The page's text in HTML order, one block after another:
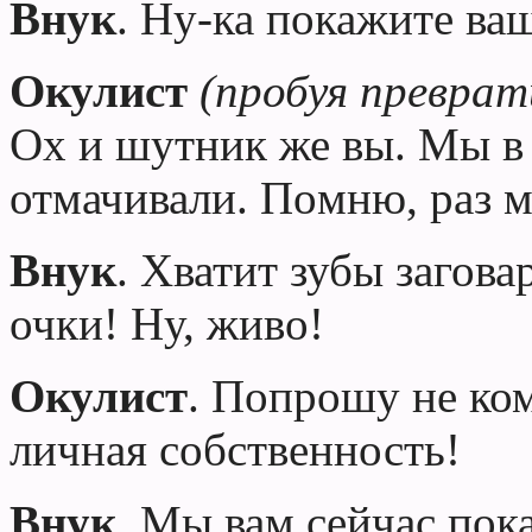
Внук. Ну-ка покажите
Окулист (пробуя
Ох и шутник же вы. Мы в
отмачивали. Помню, раз
Внук. Хватит зубы
очки! Ну, живо!
Окулист. Попрошу не
личная собственность!